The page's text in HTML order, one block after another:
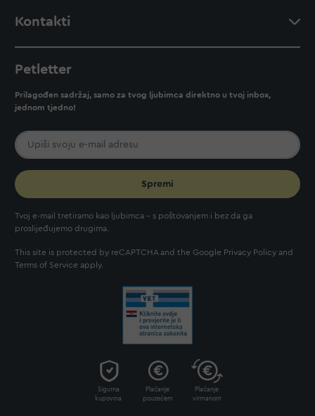
Kontakti
Petletter
Prilagođen sadržaj, samo za tvog ljubimca direktno u tvoj inbox,
jednom tjedno!
Spremi
Tvoj e-mail tretiramo kao ljubimca - s poštovanjem i bez da ga
proslijeđujemo drugima.
This site is protected by reCAPTCHA and the Google Privacy Policy and
Terms of Service apply.
Sigurna
kupovina
Plaćanje
pouzećem
Plaćanje
virmanom